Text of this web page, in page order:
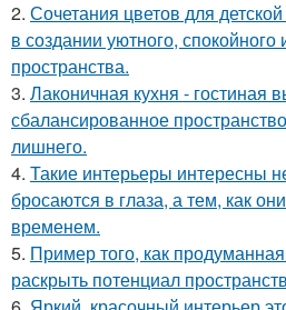
2. Сочетания цветов для
в создании уютного,
пространства.
3. Лаконичная кухня - гостиная
сбалансированное
лишнего.
4. Такие интерьеры интересны
бросаются в глаза, а тем, как
временем.
5. Пример того, как
раскрыть потенциал